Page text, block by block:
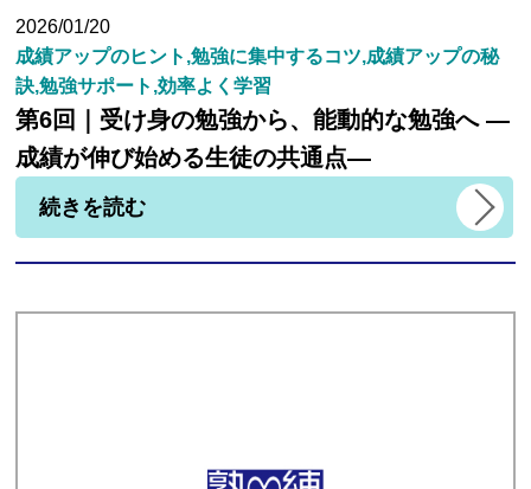
2026/01/20
成績アップのヒント,勉強に集中するコツ,成績アップの秘
訣,勉強サポート,効率よく学習
第6回｜受け身の勉強から、能動的な勉強へ ―
成績が伸び始める生徒の共通点―
続きを読む